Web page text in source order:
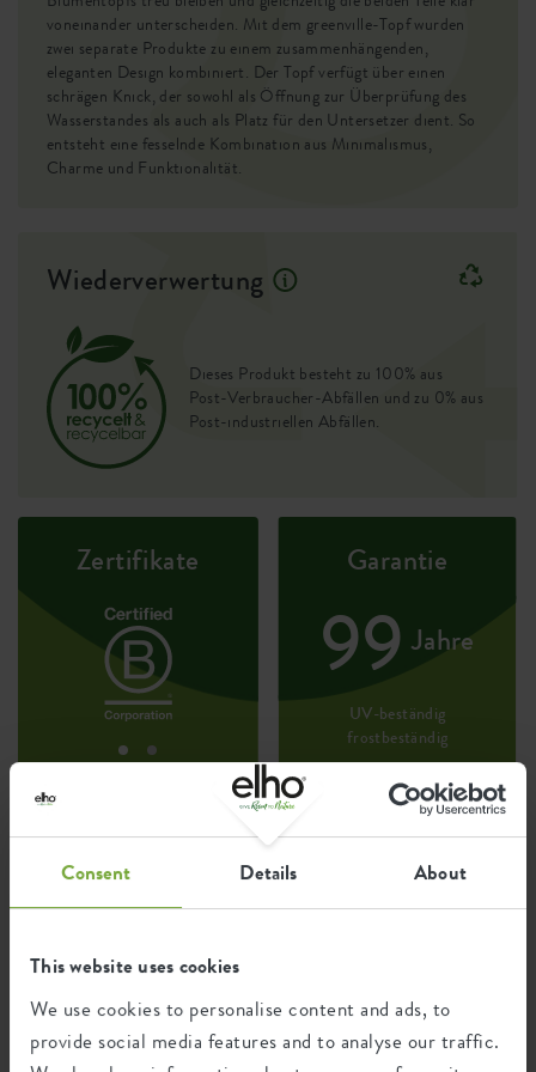
Consent Details About
This website uses cookies
We use cookies to personalise content and ads, to
provide social media features and to analyse our traffic.
Erhöhter Boden
nein
Behälter Beweis
nein
Optionale Bohrlöcher
nein
SKU
0462732913300
voneinander unterscheiden. Mit dem greenville-Topf wurden
zwei separate Produkte zu einem zusammenhängenden,
eleganten Design kombiniert. Der Topf verfügt über einen
schrägen Knick, der sowohl als Öffnung zur Überprüfung des
Wasserstandes als auch als Platz für den Untersetzer dient. So
entsteht eine fesselnde Kombination aus Minimalismus,
Charme und Funktionalität.
Wiederverwertung
Dieses Produkt besteht zu 100% aus
Post-Verbraucher-Abfällen und zu 0% aus
Post-industriellen Abfällen.
Zertifikate Garantie
99 Jahre
UV-beständig
frostbeständig
Ökologischer Fußabdruck
kg
Produkts
0,983
Durchschnittliche Emission grüner